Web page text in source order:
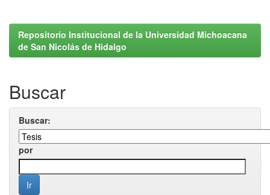
Repositorio Institucional de la Universidad Michoacana
de San Nicolás de Hidalgo
Buscar
Buscar:
por